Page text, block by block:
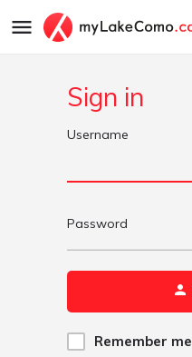
Sign in
Username
Password
Remember me